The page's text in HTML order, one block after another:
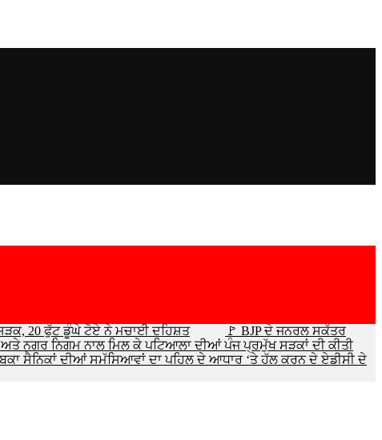
20 ਫੁੱਟ ਡੂੰਘੇ ਟੋਏ ਨੇ ਮਚਾਈ ਦਹਿਸ਼ਤ
🚩 BJP ਦੇ ਜਨਰਲ ਸਕੱਤਰ
ਨਗਰ ਨਿਗਮ ਨਾਲ ਮਿਲ ਕੇ ਪਟਿਆਲਾ ਦੀਆਂ ਪੰਜ ਪ੍ਰਮੁੱਖ ਸੜਕਾਂ ਦੀ ਕੀਤੀ
ਸੈਨਿਕਾਂ ਦੀਆਂ ਸਮੱਸਿਆਵਾਂ ਦਾ ਪਹਿਲ ਦੇ ਆਧਾਰ ‘ਤੇ ਹੱਲ ਕਰਨ ਦੇ ਏਡੀਸੀ ਦੇ